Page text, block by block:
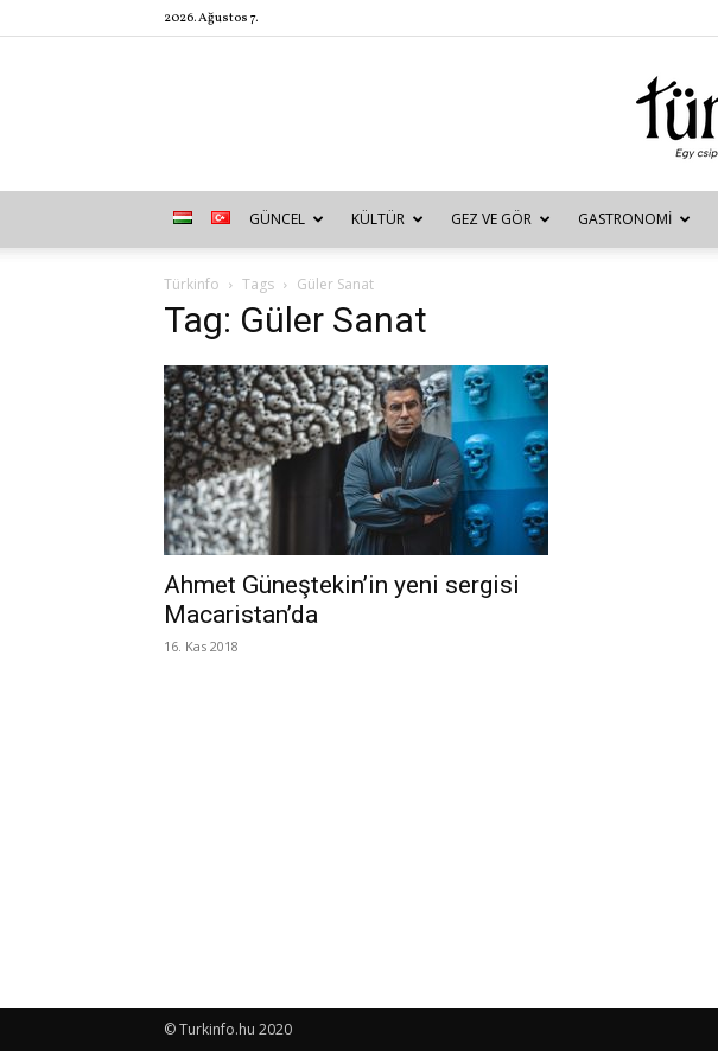
2026. Ağustos 7.
GÜNCEL KÜLTÜR GEZ VE GÖR GASTRONOMI
Türkinfo Tags Güler Sanat
Tag: Güler Sanat
Ahmet Güneştekin’in yeni sergisi
Macaristan’da
16. Kas 2018
© Turkinfo.hu 2020